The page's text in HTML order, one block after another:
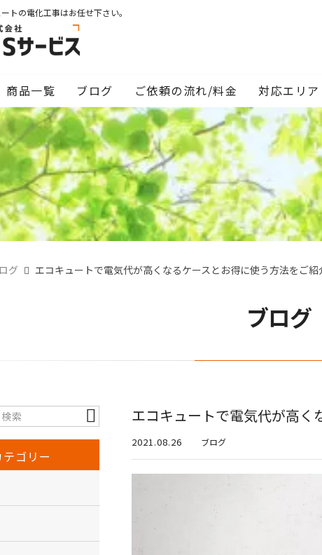
トの電化工事はお任せ下さい。
商品一覧 ブログ ご依頼の流れ/料金 対応エリア
グ エコキュートで電気代が高くなるケースとお得に使う方法をご紹
ブログ
エコキュートで電気代が高く
2021.08.26 ブログ
テゴリー